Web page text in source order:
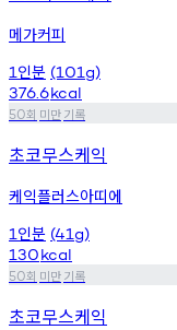
메가커피
1 인분 (101g)
376.6kcal
50회 미만기록
초코무스케익
케익플러스아띠에
1 인분 (41g)
130kcal
50회 미만기록
초코무스케익